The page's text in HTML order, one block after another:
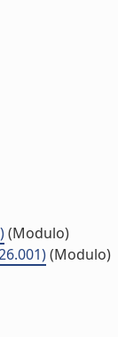
(Modulo)
(Modulo)